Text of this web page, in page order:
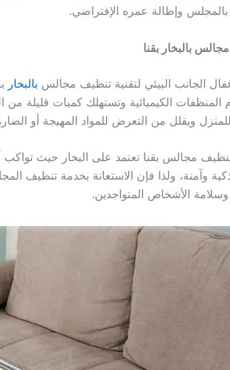
بالمجلس وإطالة عمره الإفتراضي.
بالبخار بقنا
الجانب البيئي لتقنية تنظيف مجالس بالبخار
المنظفات الكيميائية وتستهلك كميات قليلة من
ويقلل من التعرض للمواد المهيجة أو
مجالس بقنا تعتمد على البخار حيث تواكب
وآمنة، ولذا فإن الاستعانة بخدمة تنظيف
الأشخاص المتواجدين.